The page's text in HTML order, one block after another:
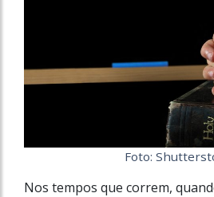
Foto:
Nos tempos que correm,